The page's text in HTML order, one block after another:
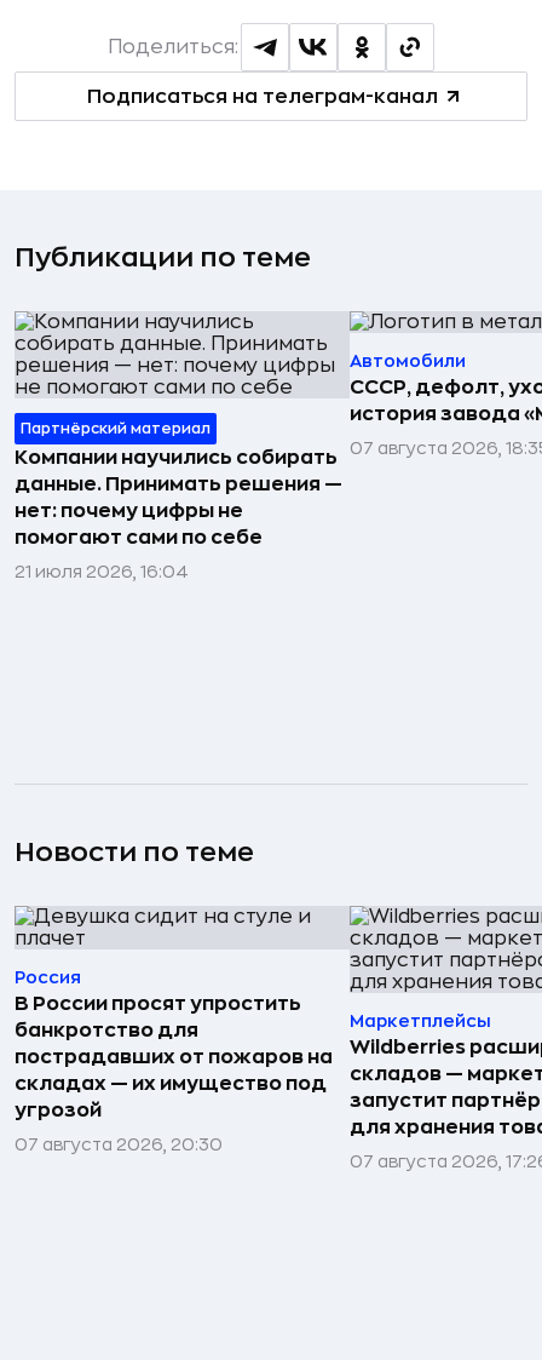
Подписаться на телеграм-канал
Поделиться:
Публикации по теме
Партнёрский материал
Компании научились собирать
данные. Принимать решения —
нет: почему цифры не
помогают сами по себе
21 июля 2026, 16:04
Автомобили
СССР, дефолт,
история завода
07 августа 2026,
Новости по теме
Россия
В России просят упростить
банкротство для
пострадавших от пожаров на
складах — их имущество под
угрозой
07 августа 2026, 20:30
Маркетплейсы
Wildberries
складов —
запустит
для хранения
07 августа 2026,